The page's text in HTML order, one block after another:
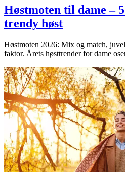
Høstmoten til dame –
trendy høst
Høstmoten 2026: Mix og match,
faktor. Årets høsttrender for dame